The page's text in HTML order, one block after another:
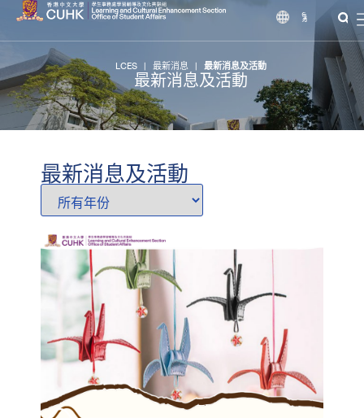
繁
LCES | 最新消息 | 最新消息及活動
最新消息及活動
最新消息及活動